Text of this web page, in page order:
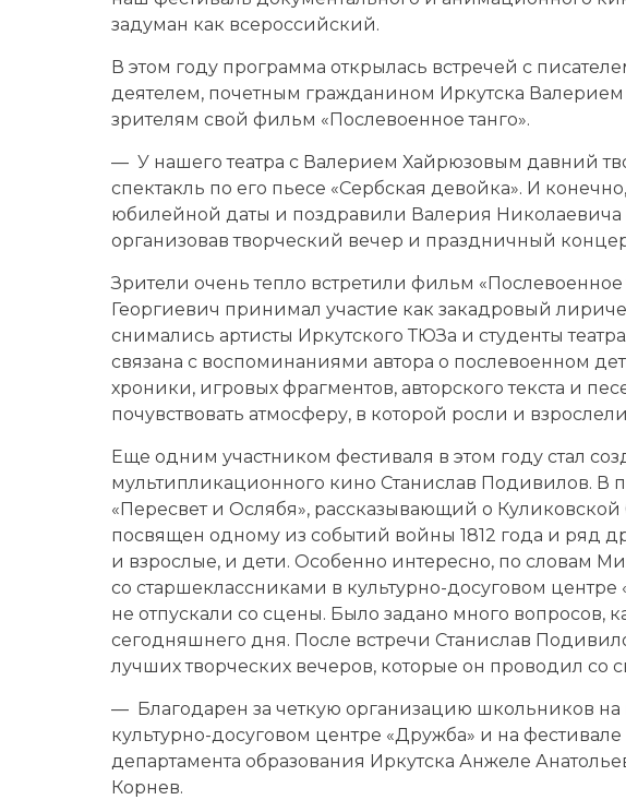
задуман как всероссийский.
В этом году программа открылась встречей с
деятелем, почетным гражданином Иркутска
зрителям свой фильм «Послевоенное танго».
— У нашего театра с Валерием Хайрюзовым давний
спектакль по его пьесе «Сербская девойка». И
юбилейной даты и поздравили Валерия
организовав творческий вечер и праздничный
Зрители очень тепло встретили фильм «Послевоенное
Георгиевич принимал участие как закадровый
снимались артисты Иркутского ТЮЗа и студенты
связана с воспоминаниями автора о послевоенном
хроники, игровых фрагментов, авторского текста и
почувствовать атмосферу, в которой росли и
Еще одним участником фестиваля в этом году стал
мультипликационного кино Станислав Подивилов. В
«Пересвет и Ослябя», рассказывающий о
посвящен одному из событий войны 1812 года и ряд
и взрослые, и дети. Особенно интересно, по словам
со старшеклассниками в культурно-досуговом
не отпускали со сцены. Было задано много вопросов,
сегодняшнего дня. После встречи Станислав
лучших творческих вечеров, которые он проводил со
— Благодарен за четкую организацию школьников
культурно-досуговом центре «Дружба» и на
департамента образования Иркутска Анжеле
Корнев.